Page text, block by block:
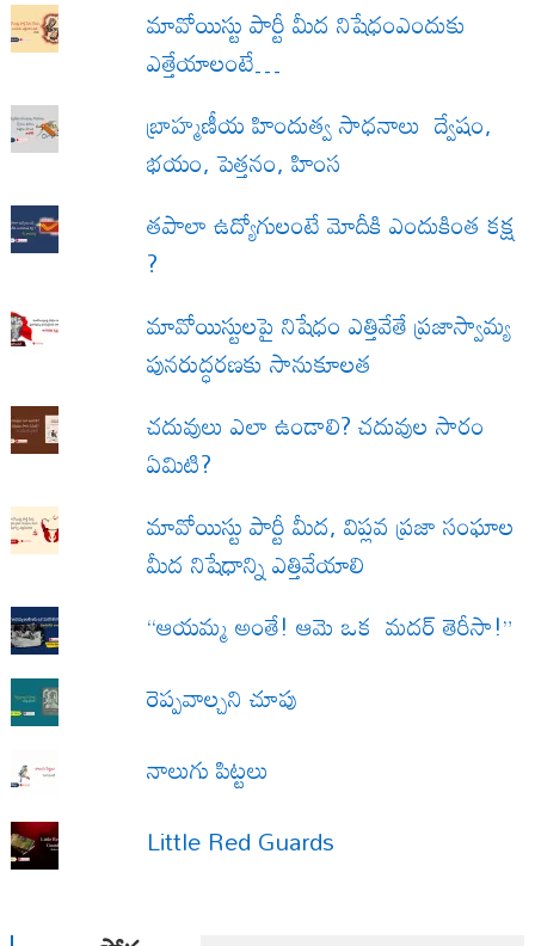
మావోయిస్టు పార్టీ మీద నిషేధంఎందుకు
ఎత్తేయాలంటే…
బ్రాహ్మణీయ హిందుత్వ సాధనాలు ద్వేషం,
భయం, పెత్తనం, హింస
త‌పాలా ఉద్యోగులంటే మోదీకి ఎందుకింత కక్ష
?
మావోయిస్టులపై నిషేధం ఎత్తివేతే ప్రజాస్వామ్య
పునరుద్ధరణకు సానుకూలత
చదువులు ఎలా ఉండాలి? చదువుల సారం
ఏమిటి?
మావోయిస్టు పార్టీ మీద, విప్లవ ప్రజా సంఘాల
మీద నిషేధాన్ని ఎత్తివేయాలి
“ఆయమ్మ అంతే! ఆమె ఒక మదర్ తెరీసా!”
రెప్పవాల్చని చూపు
నాలుగు పిట్టలు
Little Red Guards